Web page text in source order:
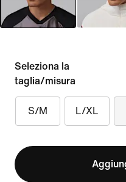
Seleziona la
taglia/misura
S/M L/XL